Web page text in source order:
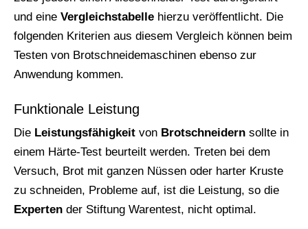
und eine Vergleichstabelle hierzu veröffentlicht. Die
folgenden Kriterien aus diesem Vergleich können beim
Testen von Brotschneidemaschinen ebenso zur
Anwendung kommen.
Funktionale Leistung
Die Leistungsfähigkeit von Brotschneidern sollte in
einem Härte-Test beurteilt werden. Treten bei dem
Versuch, Brot mit ganzen Nüssen oder harter Kruste
zu schneiden, Probleme auf, ist die Leistung, so die
Experten der Stiftung Warentest, nicht optimal.